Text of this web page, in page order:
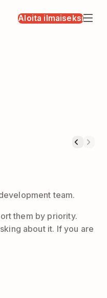
Aloita ilmaiseksi
team.
them by priority.
about it. If you are